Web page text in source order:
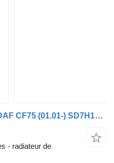
Radiateur de climatisation DAF CF75 (01.01-) SD7H15-8182 pour tracteur routier DAF LF45, LF55, LF180, CF65, CF75, CF85 (2001-)
- radiateur de